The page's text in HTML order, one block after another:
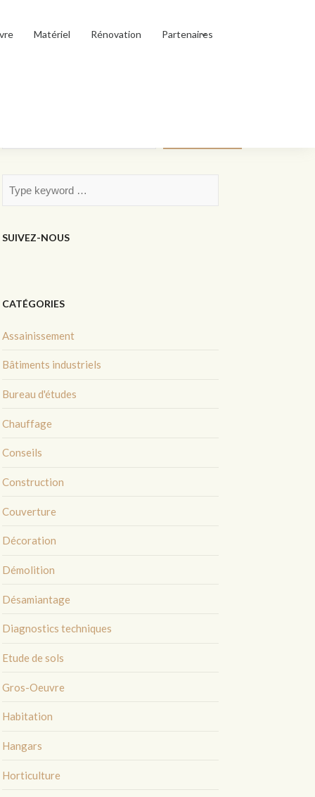
Matériel Rénovation Partenaires
SUIVEZ-NOUS
CATÉGORIES
Assainissement
Bâtiments industriels
Bureau d'études
Chauffage
Conseils
Construction
Couverture
Décoration
Démolition
Désamiantage
Diagnostics techniques
Etude de sols
Gros-Oeuvre
Habitation
Hangars
Horticulture